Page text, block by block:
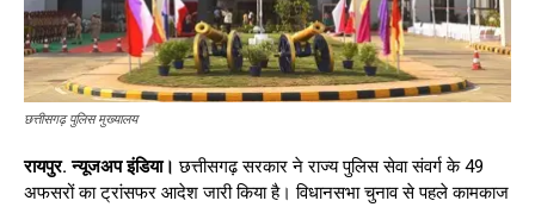
छत्तीसगढ़ पुलिस मुख्यालय
रायपुर. न्यूजअप इंडिया।छत्तीसगढ़ सरकार ने राज्य पुलिस सेवा संवर्ग के 49
अफसरों का ट्रांसफर आदेश जारी किया है। विधानसभा चुनाव से पहले कामकाज